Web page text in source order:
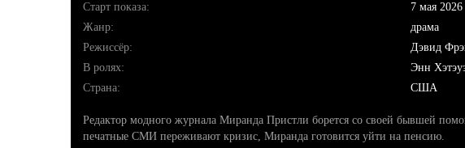
Cтарт показа:
7 мая 2026
Жанр:
драма
Режиссёр:
Дэвид
В ролях:
Энн
Страна:
США
Редактор модного журнала Миранда Пристли борется со своей бывшей
печатные СМИ переживают кризис, Миранда готовится уйти на пенсию.